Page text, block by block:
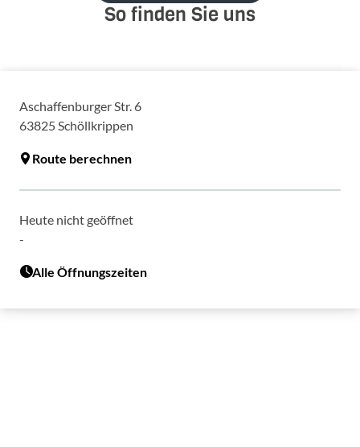
So finden Sie uns
Aschaffenburger Str. 6
63825 Schöllkrippen
Route berechnen
Heute nicht geöffnet
-
Alle Öffnungszeiten